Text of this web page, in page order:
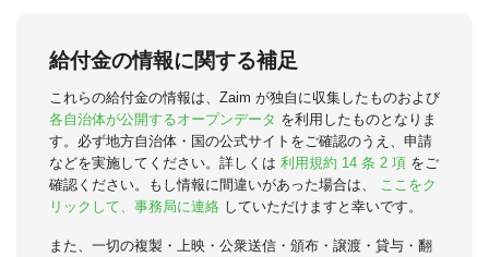
給付金の情報に関する補足
これらの給付金の情報は、Zaim が独自に収集したものおよび
各自治体が公開するオープンデータ を利用したものとなりま
す。必ず地方自治体・国の公式サイトをご確認のうえ、申請
などを実施してください。詳しくは 利用規約 14 条 2 項 をご
確認ください。もし情報に間違いがあった場合は、
ここをク
リックして、事務局に連絡 していただけますと幸いです。
また、一切の複製・上映・公衆送信・頒布・譲渡・貸与・翻